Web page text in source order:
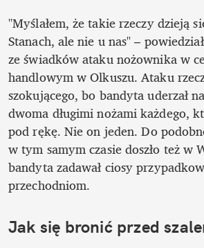
"Myślałem, że takie rzeczy dzieją
Stanach, ale nie u nas" –
ze świadków ataku nożownika w
handlowym w Olkuszu. Ataku
szokującego, bo bandyta uderzał
dwoma długimi nożami każdego,
pod rękę. Nie on jeden. Do
w tym samym czasie doszło też w
bandyta zadawał ciosy
przechodniom.
Jak się bronić przed